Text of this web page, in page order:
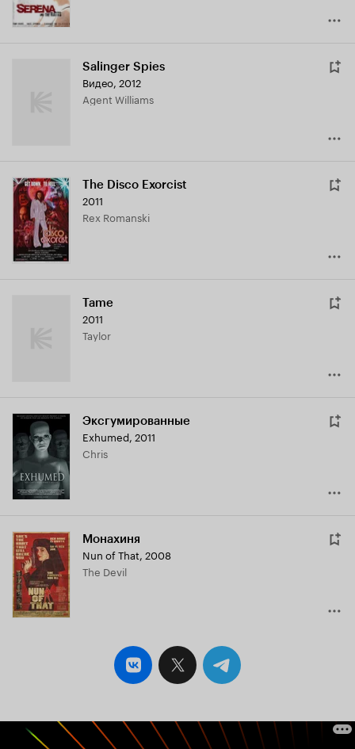
Salinger Spies
Видео, 2012
Agent Williams
The Disco Exorcist
2011
Rex Romanski
Tame
2011
Taylor
Эксгумированные
Exhumed 2011
Chris
Монахиня
Nun of That 2008
The Devil